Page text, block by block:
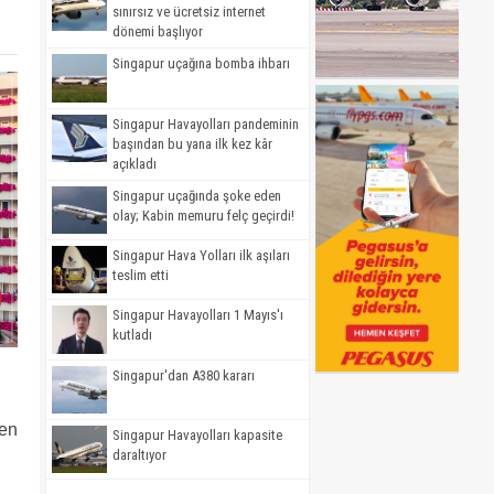
sınırsız ve ücretsiz internet
dönemi başlıyor
Singapur uçağına bomba ihbarı
Singapur Havayolları pandeminin
başından bu yana ilk kez kâr
açıkladı
Singapur uçağında şoke eden
olay; Kabin memuru felç geçirdi!
Singapur Hava Yolları ilk aşıları
teslim etti
Singapur Havayolları 1 Mayıs'ı
kutladı
Singapur'dan A380 kararı
Singapur Havayolları kapasite
daraltıyor